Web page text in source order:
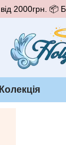
2000грн. 📦
Колекція